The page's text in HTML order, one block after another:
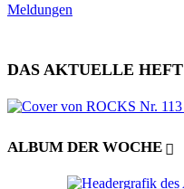
Meldungen
DAS AKTUELLE HEFT
ALBUM DER WOCHE